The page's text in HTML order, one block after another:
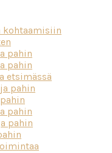
kohtaamisiin
pahin
pahin
etsimässä
pahin
pahin
pahin